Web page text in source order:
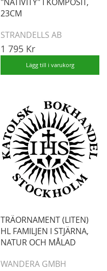
23CM
STRANDELLS AB
1 795 Kr
Lägg till i varukorg
TRÄORNAMENT (LITEN)
HL FAMILJEN I STJÄRNA,
NATUR OCH MÅLAD
WANDERA GMBH